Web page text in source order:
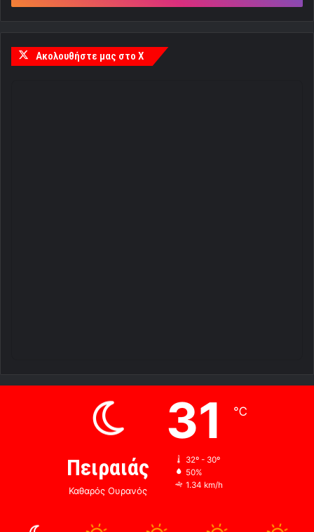
Ακολουθήστε μας στο X
Πειραιάς
Καθαρός Ουρανός
31 ℃
32º - 30º
50%
1.34 km/h